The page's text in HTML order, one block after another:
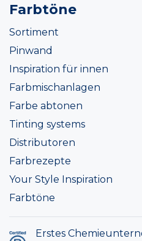
Farbtöne
Sortiment
Pinwand
Inspiration für innen
Farbmischanlagen
Farbe abtonen
Tinting systems
Distributoren
Farbrezepte
Your Style Inspiration
Farbtöne
Erstes